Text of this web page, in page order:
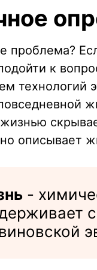
проблема?
к
технологий
описывает
-